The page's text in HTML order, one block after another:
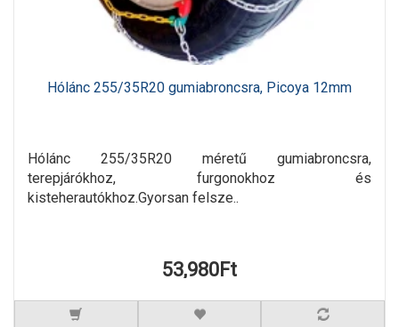
Hólánc 255/35R20 gumiabroncsra, Picoya 12mm
Hólánc 255/35R20 méretű gumiabroncsra,
terepjárókhoz, furgonokhoz és
kisteherautókhoz.Gyorsan felsze..
53,980Ft